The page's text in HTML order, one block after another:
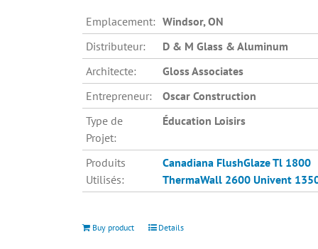
Emplacement: Windsor, ON
Distributeur:
D & M Glass & Aluminum
Architecte:
Gloss Associates
Entrepreneur:
Oscar Construction
Type de
Projet:
Éducation Loisirs
Produits
Utilisés:
Canadiana FlushGlaze Tl 1800
ThermaWall 2600 Univent
Buy product Details